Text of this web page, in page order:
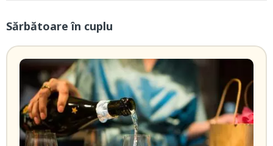
Sărbătoare în cuplu